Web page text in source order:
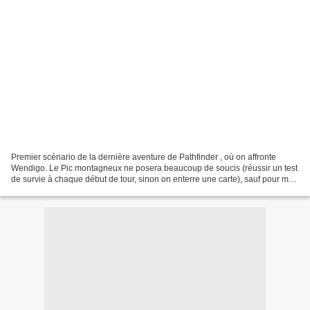
Premier scénario de la dernière aventure de Pathfinder , où on affronte
Wendigo. Le Pic montagneux ne posera beaucoup de soucis (réussir un test
de survie à chaque début de tour, sinon on enterre une carte), sauf pour moi